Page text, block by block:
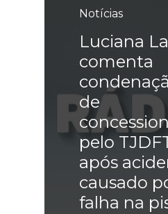
Notícias
Luciana
comenta
de
pelo
após
causado
falha na